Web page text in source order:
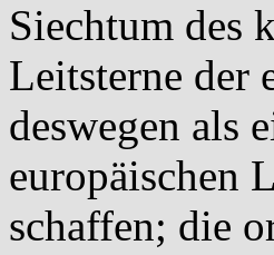
Siechtum des
Leitsterne der
deswegen als
europäischen
schaffen; die